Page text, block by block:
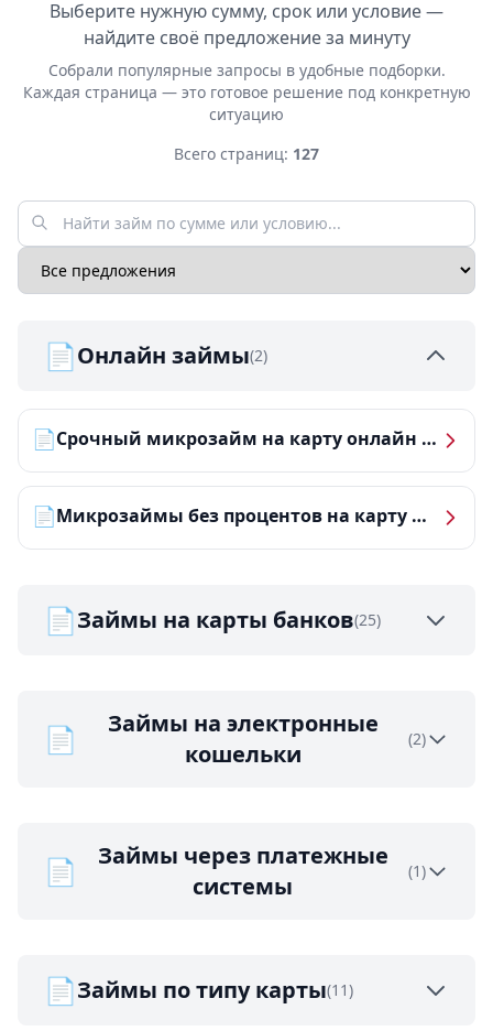
Выберите нужную сумму, срок или условие —
найдите своё предложение за минуту
Собрали популярные запросы в удобные подборки.
Каждая страница — это готовое решение под конкретную
ситуацию
Всего страниц: 127
📄Онлайн займы(2)
📄 Срочный микрозайм на карту онлайн — получить деньги за 5 минут
📄 Микрозаймы без процентов на карту — ТОП-10 за 2026 год
📄Займы на карты банков(25)
📄
Займы на электронные
кошельки
(2)
📄
Займы через платежные
системы
(1)
📄Займы по типу карты(11)